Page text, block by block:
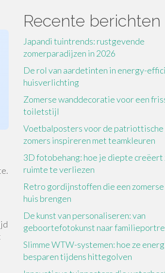
Recente berichten
Japandi tuintrends: rustgevende
zomerparadijzen in 2026
De rol van aardetinten in energy-
huisverlichting
Zomerse wanddecoratie voor een
toiletstijl
Voetbalposters voor de patriottische
zomers inspireren met teamkleuren
3D fotobehang: hoe je diepte creëert
ruimte te verliezen
Retro gordijnstoffen die een
huis brengen
De kunst van personaliseren: van
geboortefotokunst naar
Slimme WTW-systemen: hoe ze
besparen tijdens hittegolven